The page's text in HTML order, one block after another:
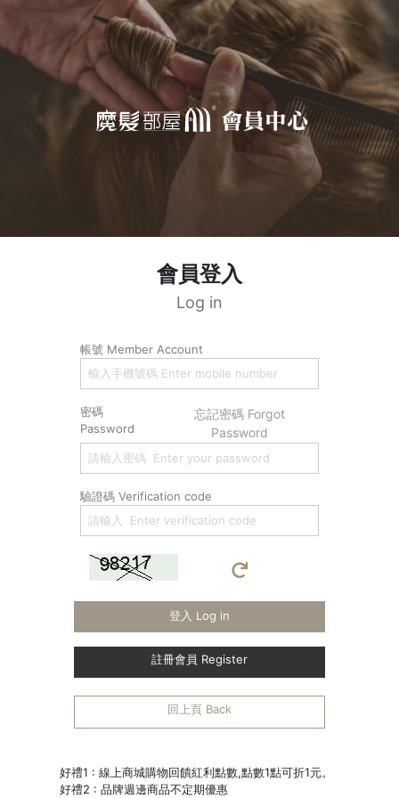
會員登入
Log in
帳號 Member Account
密碼
Password
忘記密碼 Forgot
Password
驗證碼 Verification code
登入 Log in
註冊會員 Register
回上頁 Back
好禮1 : 線上商城購物回饋紅利點數,點數1點可折1元。
好禮2 : 品牌週邊商品不定期優惠